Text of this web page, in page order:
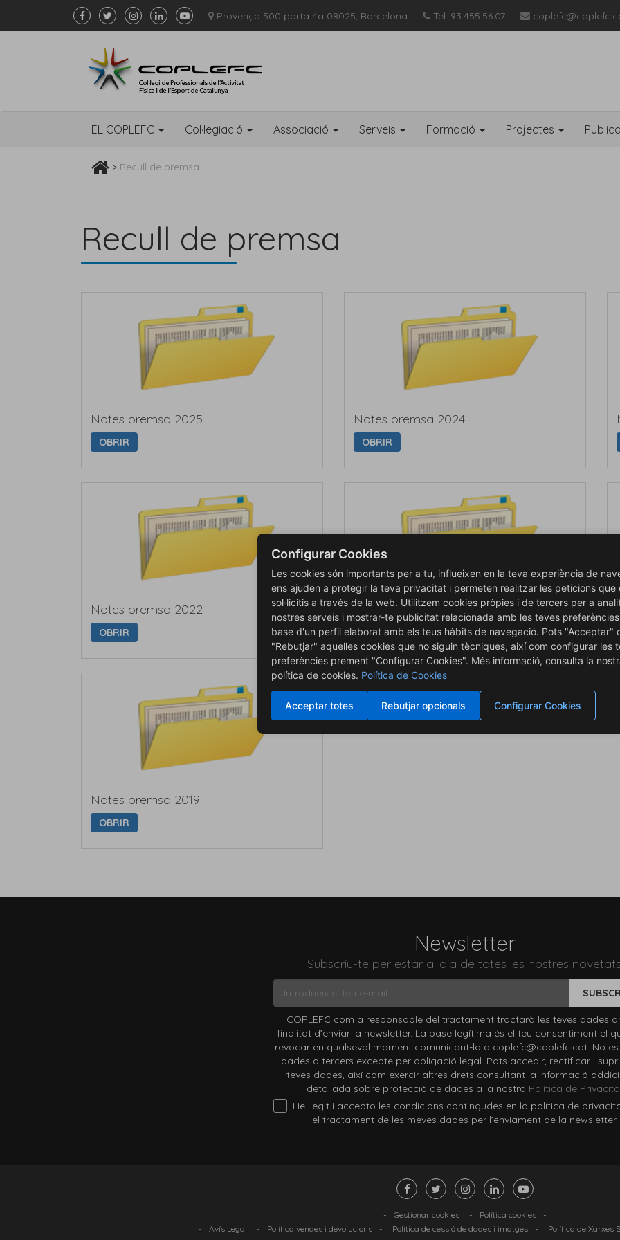
Provença 500 porta 4a 08025, Barcelona Tel. 93.455.56.07
EL COPLEFC Col·legiació Associació Serveis Formació Projectes
> Recull de premsa
Recull de premsa
Notes premsa 2025
OBRIR
Notes premsa 2024
OBRIR
Notes premsa 2022
OBRIR
Notes premsa 2021
OBRIR
Notes premsa 2019
OBRIR
Newsletter
Subscriu-te per estar al dia de totes les nostres
COPLEFC com a responsable del tractament tractarà les teves dades
finalitat d’enviar la newsletter. La base legítima és el teu consentiment el
revocar en qualsevol moment comunicant-lo a coplefc@coplefc.cat. No
dades a tercers excepte per obligació legal. Pots accedir, rectificar i
teves dades, així com exercir altres drets consultant la informació
detallada sobre protecció de dades a la nostra Política de
He llegit i accepto les condicions contingudes en la política de
el tractament de les meves dades per l’enviament de la newsletter.
- Gestionar cookies - Política cookies
-
-
Avís Legal - Política vendes i devolucions - Política de cessió de dades i imatges - Política de Xarxes
Configurar Cookies
Les cookies són importants per a tu, influeixen en la teva experiència de
ens ajuden a protegir la teva privacitat i permeten realitzar les peticions que
sol·licitis a través de la web. Utilitzem cookies pròpies i de tercers per a
nostres serveis i mostrar-te publicitat relacionada amb les teves
base d'un perfil elaborat amb els teus hàbits de navegació. Pots "Acceptar"
"Rebutjar" aquelles cookies que no siguin tècniques, així com configurar les
preferències prement "Configurar Cookies". Més informació, consulta la
política de cookies. Política de Cookies
Acceptar totes Rebutjar opcionals Configurar Cookies